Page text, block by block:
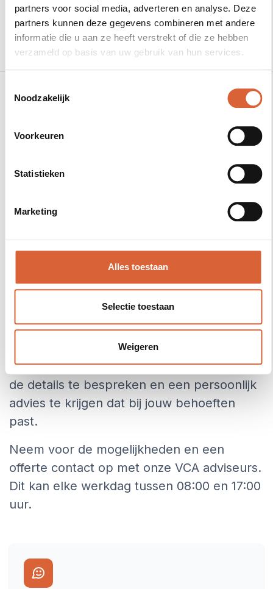
partners voor social media, adverteren en analyse. Deze
partners kunnen deze gegevens combineren met andere
informatie die u aan ze heeft verstrekt of die ze hebben
verzameld op basis van uw gebruik van hun services.
Noodzakelijk
Voorkeuren
Statistieken
Marketing
Alles toestaan
Selectie toestaan
Weigeren
Rated 5 stars on Edubookers
Contact us
Meer informatie
aanvragen
Heb je vragen over onze cursussen of heb
je hulp nodig bij het kiezen van de juiste
certificering? Onze adviseurs staan klaar om
je te helpen. Neem contact met ons op om
de details te bespreken en een persoonlijk
advies te krijgen dat bij jouw behoeften
past.
Neem voor de mogelijkheden en een
offerte contact op met onze VCA adviseurs.
Dit kan elke werkdag tussen 08:00 en 17:00
uur.